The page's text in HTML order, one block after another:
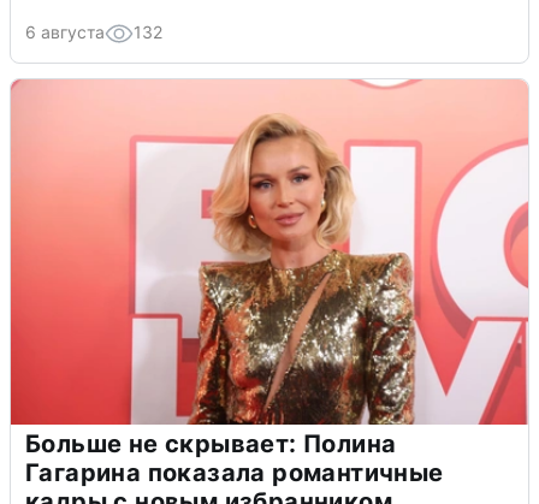
6 августа 132
Больше не скрывает: Полина
Гагарина показала романтичные